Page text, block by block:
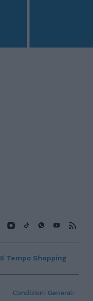
Condizioni Generali
Il Tempo Shopping